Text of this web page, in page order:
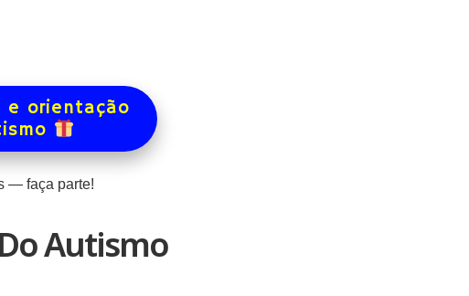
e orientação
— faça parte!
Autismo